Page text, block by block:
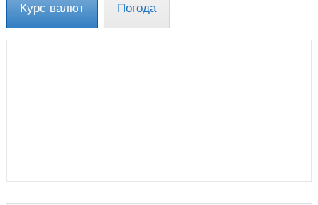
Курс валют Погода